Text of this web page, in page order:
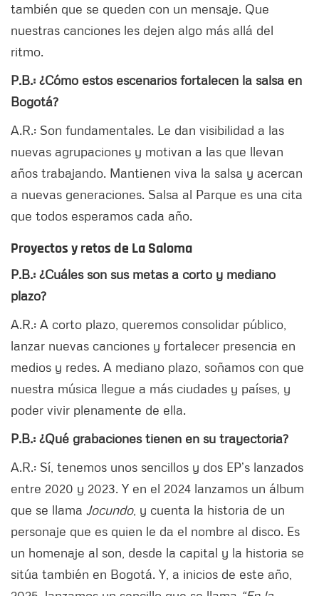
también que se queden con un mensaje. Que
nuestras canciones les dejen algo más allá del
ritmo.
P.B.: ¿Cómo estos escenarios fortalecen la salsa en
Bogotá?
A.R.: Son fundamentales. Le dan visibilidad a las
nuevas agrupaciones y motivan a las que llevan
años trabajando. Mantienen viva la salsa y acercan
a nuevas generaciones. Salsa al Parque es una cita
que todos esperamos cada año.
Proyectos y retos de La Saloma
P.B.: ¿Cuáles son sus metas a corto y mediano
plazo?
A.R.: A corto plazo, queremos consolidar público,
lanzar nuevas canciones y fortalecer presencia en
medios y redes. A mediano plazo, soñamos con que
nuestra música llegue a más ciudades y países, y
poder vivir plenamente de ella.
P.B.: ¿Qué grabaciones tienen en su trayectoria?
A.R.: Sí, tenemos unos sencillos y dos EP’s lanzados
entre 2020 y 2023. Y en el 2024 lanzamos un álbum
que se llama Jocundo, y cuenta la historia de un
personaje que es quien le da el nombre al disco. Es
un homenaje al son, desde la capital y la historia se
sitúa también en Bogotá. Y, a inicios de este año,